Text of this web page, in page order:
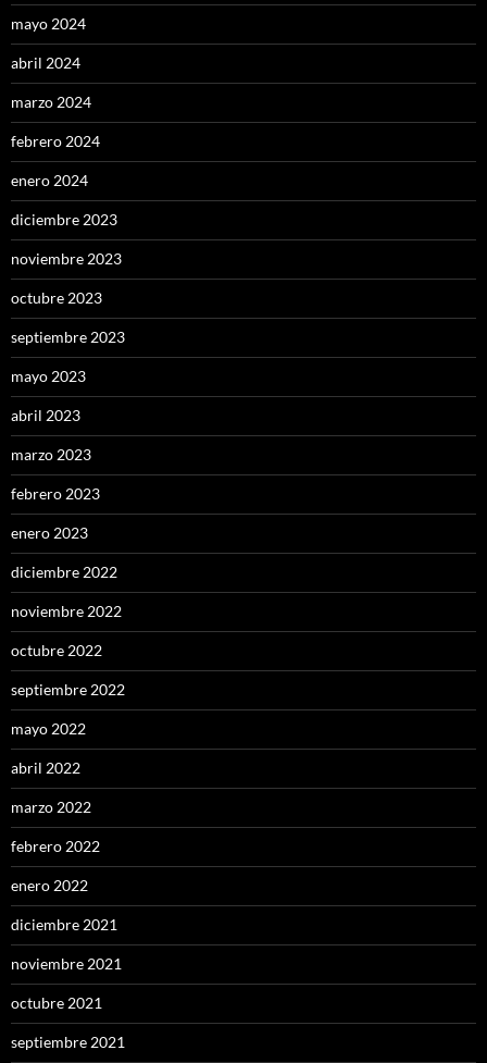
mayo 2024
abril 2024
marzo 2024
febrero 2024
enero 2024
diciembre 2023
noviembre 2023
octubre 2023
septiembre 2023
mayo 2023
abril 2023
marzo 2023
febrero 2023
enero 2023
diciembre 2022
noviembre 2022
octubre 2022
septiembre 2022
mayo 2022
abril 2022
marzo 2022
febrero 2022
enero 2022
diciembre 2021
noviembre 2021
octubre 2021
septiembre 2021